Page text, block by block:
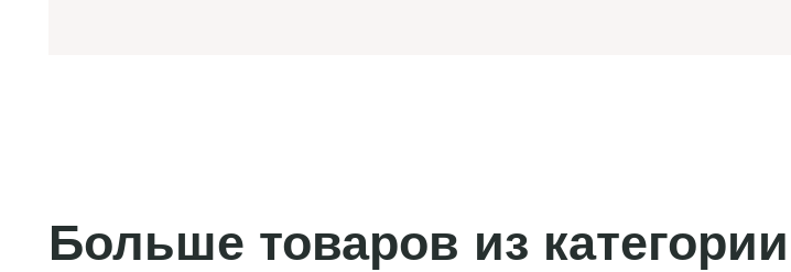
Больше товаров из